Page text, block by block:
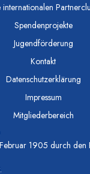
internationalen
Spendenprojekte
Jugendförderung
Kontakt
Datenschutzerklärung
Impressum
Mitgliederbereich
1905 durch den